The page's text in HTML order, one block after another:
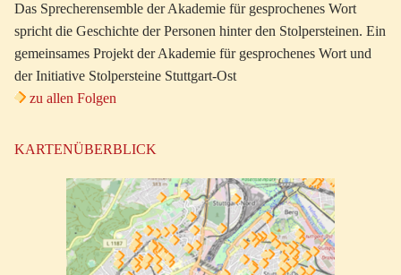
Das Sprecherensemble der Akademie für gesprochenes Wort
spricht die Geschichte der Personen hinter den Stolpersteinen. Ein
gemeinsames Projekt der Akademie für gesprochenes Wort und
der Initiative Stolpersteine Stuttgart-Ost
zu allen Folgen
KARTENÜBERBLICK